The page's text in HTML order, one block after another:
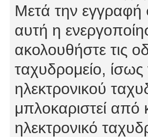
Μετά την εγγραφή
αυτή η
ακολουθήστε τις
ταχυδρομείο,
ηλεκτρονικού
μπλοκαριστεί από
ηλεκτρονικό